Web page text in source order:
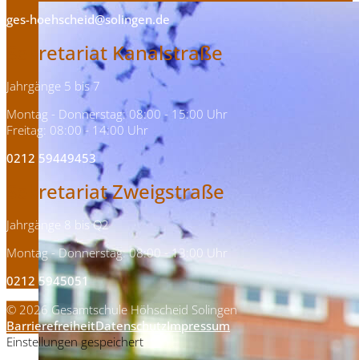
ges-hoehscheid@solingen.de
Sekretariat Kanalstraße
Jahrgänge 5 bis 7
Montag - Donnerstag: 08:00 - 15:00 Uhr
Freitag: 08:00 - 14:00 Uhr
0212 59449453
Sekretariat Zweigstraße
Jahrgänge 8 bis Q2
Montag - Donnerstag: 08:00 - 13:00 Uhr
0212 5945051
© 2026 Gesamtschule Höhscheid Solingen
BarrierefreiheitDatenschutzImpressum
Einstellungen gespeichert